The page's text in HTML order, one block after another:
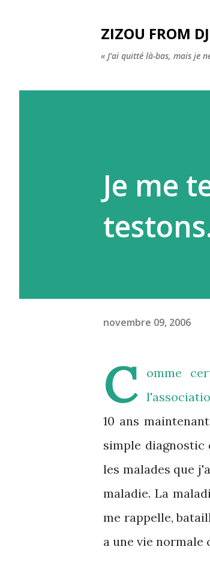
ZIZOU FROM
« J’ai quitté là-bas, mais je
Je me
novembre 09, 2006
C
omme
10 ans
simple diagnostic
les malades que
maladie. La
me rappelle,
a une vie normale